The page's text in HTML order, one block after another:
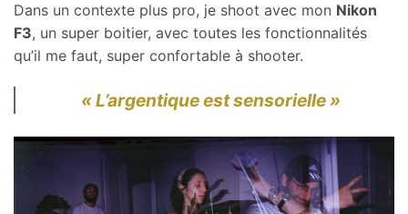
Dans un contexte plus pro, je shoot avec mon Nikon
F3, un super boitier, avec toutes les fonctionnalités
qu’il me faut, super confortable à shooter.
« L’argentique est sensorielle »